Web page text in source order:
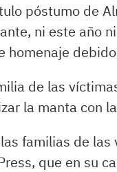
póstumo de
ni este año
homenaje
de las
la manta con
familias de
que en su